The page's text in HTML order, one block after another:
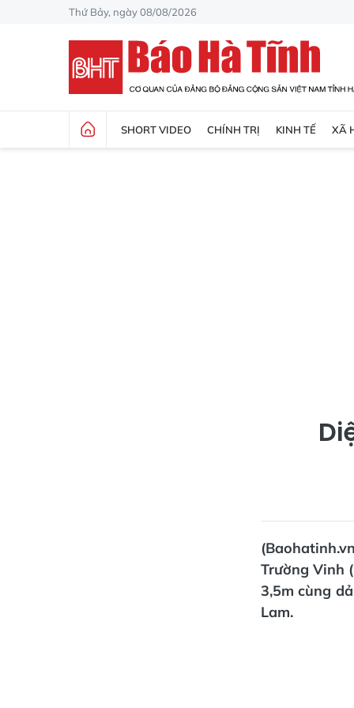
Thứ Bảy, ngày 08/08/2026
SHORT VIDEO CHÍNH TRỊ KINH TẾ XÃ
Trường Vinh
3,5m cùng
Lam.